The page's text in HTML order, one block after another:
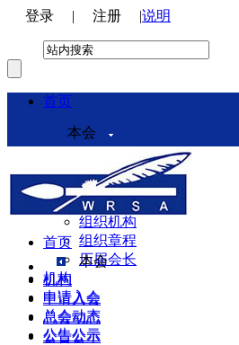
登录 | 注册 |说明
首页
本会
本会介绍
领导机构
理事会
组织机构
组织章程
历届会长
机构
申请入会
总会动态
公告公示
首页
本会
机构
申请入会
总会动态
公告公示